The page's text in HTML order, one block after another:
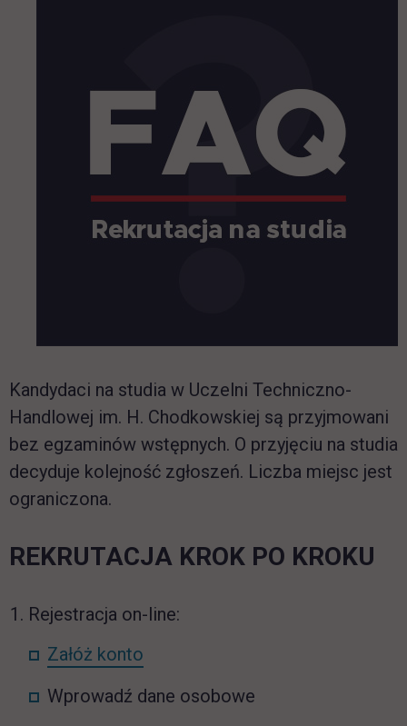
Kandydaci na studia w Uczelni Techniczno-
Handlowej im. H. Chodkowskiej są przyjmowani
bez egzaminów wstępnych. O przyjęciu na studia
decyduje kolejność zgłoszeń. Liczba miejsc jest
ograniczona.
REKRUTACJA KROK PO KROKU
Rejestracja on-line:
Załóż konto
Wprowadź dane osobowe